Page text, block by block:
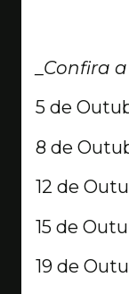
_Confira
5 de
8 de
12 de
15 de
19 de